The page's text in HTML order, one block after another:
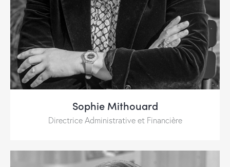
Sophie Mithouard
Directrice Administrative et Financière